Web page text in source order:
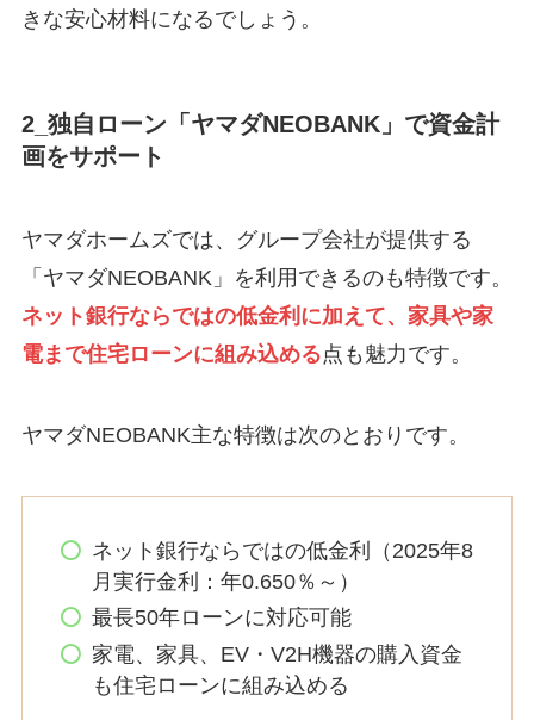
きな安心材料になるでしょう。
2_独自ローン「ヤマダNEOBANK」で資金計
画をサポート
ヤマダホームズでは、グループ会社が提供する
「ヤマダNEOBANK」を利用できるのも特徴です。
ネット銀行ならではの低金利に加えて、家具や家
電まで住宅ローンに組み込める点も魅力です。
ヤマダNEOBANK主な特徴は次のとおりです。
ネット銀行ならではの低金利（2025年8
月実行金利：年0.650％～）
最長50年ローンに対応可能
家電、家具、EV・V2H機器の購入資金
も住宅ローンに組み込める